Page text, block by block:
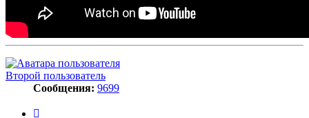
Второй пользователь
Сообщения: 9699